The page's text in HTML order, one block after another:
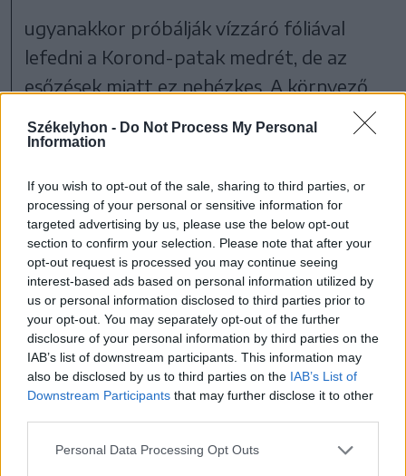
Székelyhon - Do Not Process My Personal
Information
If you wish to opt-out of the sale, sharing to third parties, or
processing of your personal or sensitive information for
targeted advertising by us, please use the below opt-out
section to confirm your selection. Please note that after your
opt-out request is processed you may continue seeing
interest-based ads based on personal information utilized by
us or personal information disclosed to third parties prior to
your opt-out. You may separately opt-out of the further
disclosure of your personal information by third parties on the
IAB’s list of downstream participants. This information may
also be disclosed by us to third parties on the IAB’s List of
Downstream Participants that may further disclose it to other
Personal Data Processing Opt Outs
ugyanakkor próbálják vízzáró fóliával
lefedni a Korond-patak medrét, de az
esőzések miatt ez nehézkes. A környező
felügyelőségeitől további nagy
teljesen el tudják terelni a patak folyását,
és el tudják helyezni a fóliát egy 30–40
méteres szakaszon – tájékoztatott az
aktuális helyzetről a prefektusi hivatal
szóvivője.